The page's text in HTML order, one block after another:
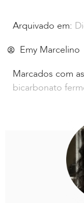
Arquivado em:
Emy Marcelino
Marcados com
bicarbonato